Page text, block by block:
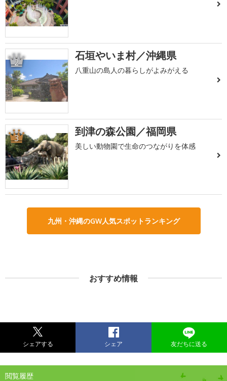
2 石垣やいま村／沖縄県
八重山の島人の暮らしがよみがえる
3 到津の森公園／福岡県
美しい動物園で生命のつながりを体感
九州・沖縄のGW人気スポットランキング
おすすめ情報
シェアする シェア 友だちに送る
閲覧履歴